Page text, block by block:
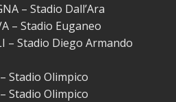
– Stadio Dall’Ara
– Stadio Euganeo
– Stadio Diego Armando
Stadio Olimpico
Stadio Olimpico